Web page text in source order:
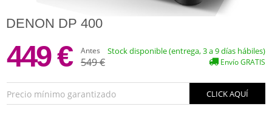
DENON DP 400
449 € Antes
549 €
Stock disponible (entrega, 3 a 9 días hábiles)
Envío GRATIS
Precio mínimo garantizado CLICK AQUÍ